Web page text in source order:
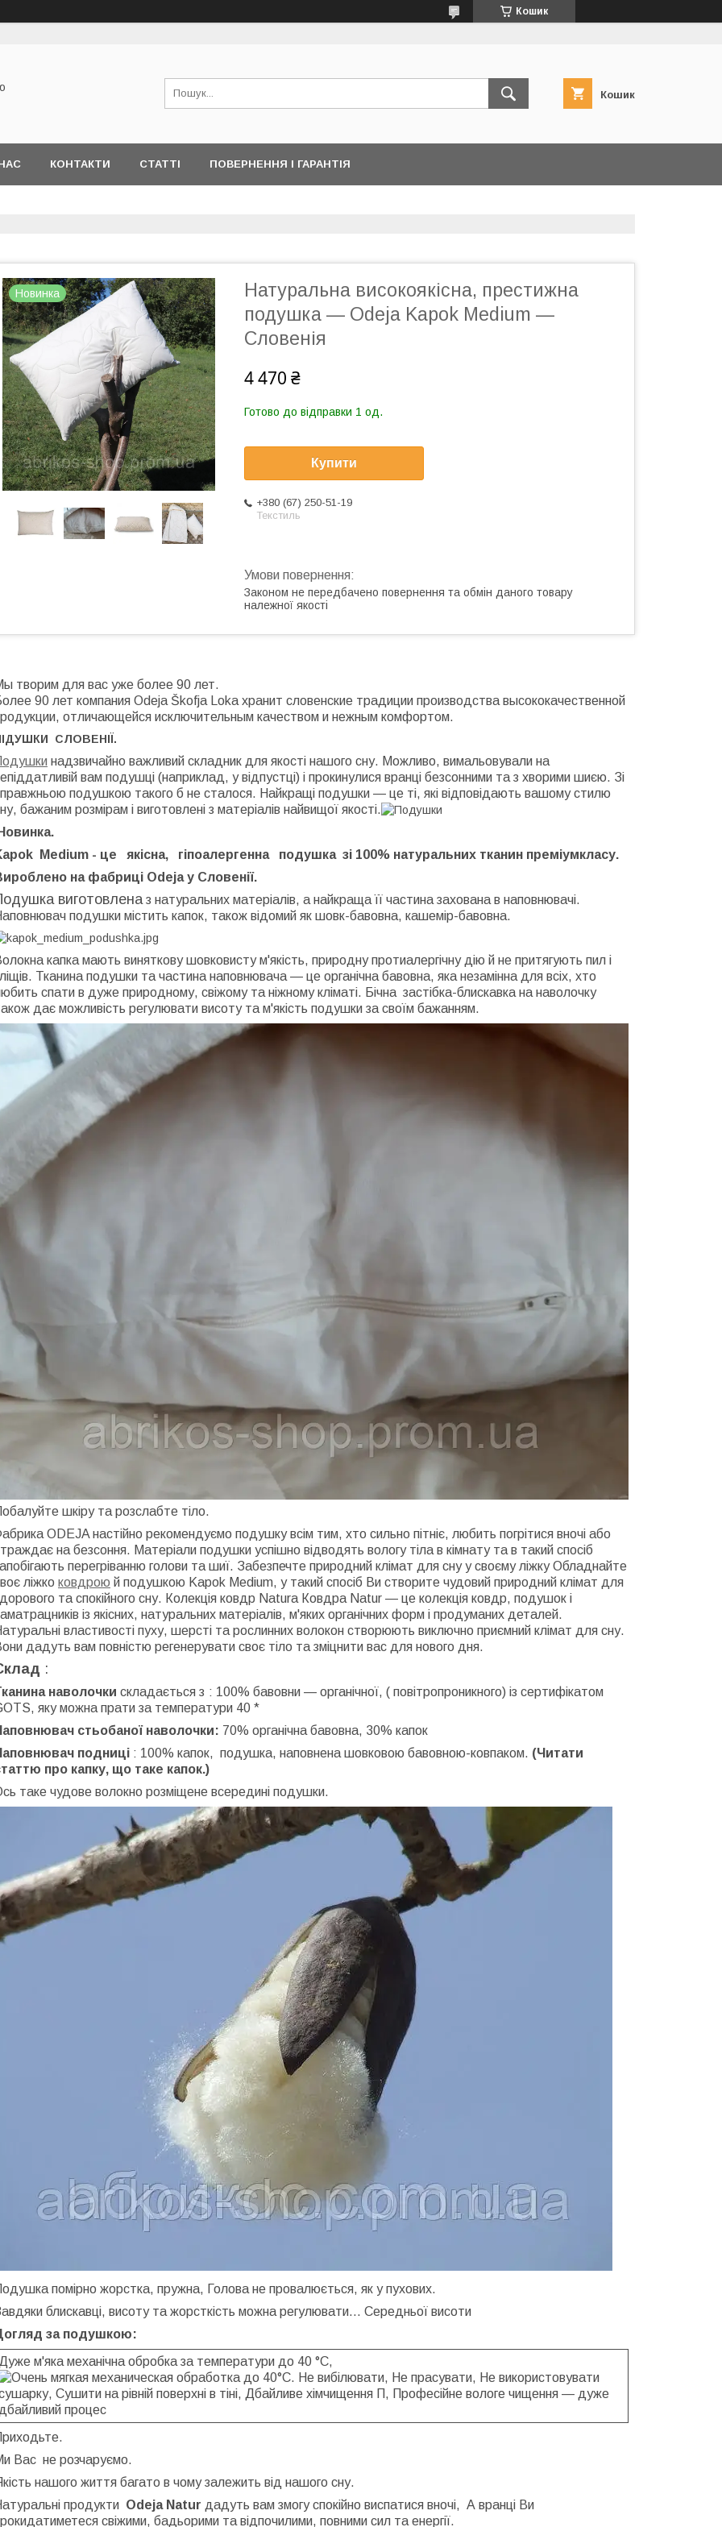
Кошик
Кошик
КОНТАКТИ СТАТТІ ПОВЕРНЕННЯ І ГАРАНТІЯ
Новинка
Натуральна високоякісна, престижна
подушка — Odeja Kapok Medium —
Словенія
4 470 ₴
Готово до відправки 1 од.
Купити
+380 (67) 250-51-19
Текстиль
Законом не передбачено повернення та обмін даного товару
належної якості
творим для вас уже более 90 лет.
90 лет компания Odeja Škofja Loka хранит словенские традиции производства высококачественной
отличающейся исключительным качеством и нежным комфортом.
СЛОВЕНІЇ.
надзвичайно важливий складник для якості нашого сну. Можливо, вимальовували на
вам подушці (наприклад, у відпустці) і прокинулися вранці безсонними та з хворими шиєю. Зі
подушкою такого б не сталося. Найкращі подушки — це ті, які відповідають вашому стилю
бажаним розмірам і виготовлені з матеріалів найвищої якості.
Новинка.
Medium - це якісна, гіпоалергенна подушка зі 100% натуральних тканин преміумкласу.
на фабриці Odeja у Словенії.
виготовлена з натуральних матеріалів, а найкраща її частина захована в наповнювачі.
подушки містить капок, також відомий як шовк-бавовна, кашемір-бавовна.
капка мають виняткову шовковисту м'якість, природну протиалергічну дію й не притягують пил і
Тканина подушки та частина наповнювача — це органічна бавовна, яка незамінна для всіх, хто
спати в дуже природному, свіжому та ніжному кліматі. Бічна застібка-блискавка на наволочку
дає можливість регулювати висоту та м'якість подушки за своїм бажанням.
шкіру та розслабте тіло.
ODEJA настійно рекомендуємо подушку всім тим, хто сильно пітніє, любить погрітися вночі або
на безсоння. Матеріали подушки успішно відводять вологу тіла в кімнату та в такий спосіб
перегріванню голови та шиї. Забезпечте природний клімат для сну у своєму ліжку Обладнайте
ліжко ковдрою й подушкою Kapok Medium, у такий спосіб Ви створите чудовий природний клімат для
та спокійного сну. Колекція ковдр Natura Ковдра Natur — це колекція ковдр, подушок і
із якісних, натуральних матеріалів, м'яких органічних форм і продуманих деталей.
властивості пуху, шерсті та рослинних волокон створюють виключно приємний клімат для сну.
дадуть вам повністю регенерувати своє тіло та зміцнити вас для нового дня.
:
наволочки складається з : 100% бавовни — органічної, ( повітропроникного) із сертифікатом
яку можна прати за температури 40 *
стьобаної наволочки: 70% органічна бавовна, 30% капок
подниці : 100% капок, подушка, наповнена шовковою бавовною-ковпаком. (Читати
про капку, що таке капок.)
таке чудове волокно розміщене всередині подушки.
помірно жорстка, пружна, Голова не провалюється, як у пухових.
блискавці, висоту та жорсткість можна регулювати... Середньої висоти
за подушкою:
Дуже м'яка механічна обробка за температури до 40 °C,
Не вибілювати, Не прасувати, Не використовувати
Сушити на рівній поверхні в тіні, Дбайливе хімчищення П, Професійне вологе чищення — дуже
дбайливий процес
Вас не розчаруємо.
нашого життя багато в чому залежить від нашого сну.
продукти Odeja Natur дадуть вам змогу спокійно виспатися вночі, А вранці Ви
свіжими, бадьорими та відпочилими, повними сил та енергії.